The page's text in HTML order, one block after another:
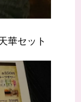
華セット